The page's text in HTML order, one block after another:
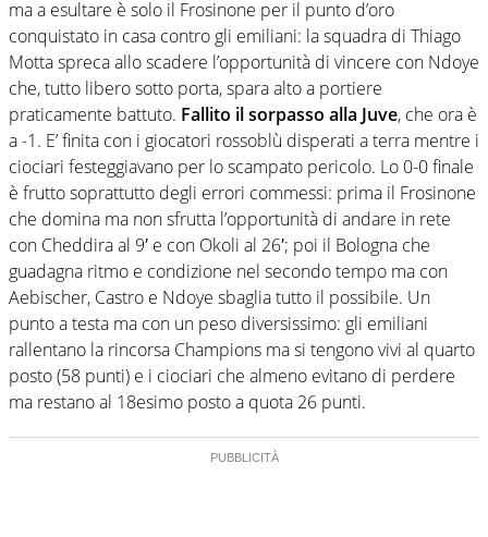
ma a esultare è solo il Frosinone per il punto d’oro
conquistato in casa contro gli emiliani: la squadra di Thiago
Motta spreca allo scadere l’opportunità di vincere con Ndoye
che, tutto libero sotto porta, spara alto a portiere
praticamente battuto. Fallito il sorpasso alla Juve, che ora è
a -1. E’ finita con i giocatori rossoblù disperati a terra mentre i
ciociari festeggiavano per lo scampato pericolo. Lo 0-0 finale
è frutto soprattutto degli errori commessi: prima il Frosinone
che domina ma non sfrutta l’opportunità di andare in rete
con Cheddira al 9′ e con Okoli al 26′; poi il Bologna che
guadagna ritmo e condizione nel secondo tempo ma con
Aebischer, Castro e Ndoye sbaglia tutto il possibile. Un
punto a testa ma con un peso diversissimo: gli emiliani
rallentano la rincorsa Champions ma si tengono vivi al quarto
posto (58 punti) e i ciociari che almeno evitano di perdere
ma restano al 18esimo posto a quota 26 punti.